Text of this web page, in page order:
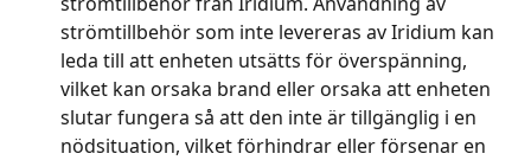
strömtillbehör som inte levereras av Iridium kan
leda till att enheten utsätts för överspänning,
vilket kan orsaka brand eller orsaka att enheten
slutar fungera så att den inte är tillgänglig i en
nödsituation, vilket förhindrar eller försenar en